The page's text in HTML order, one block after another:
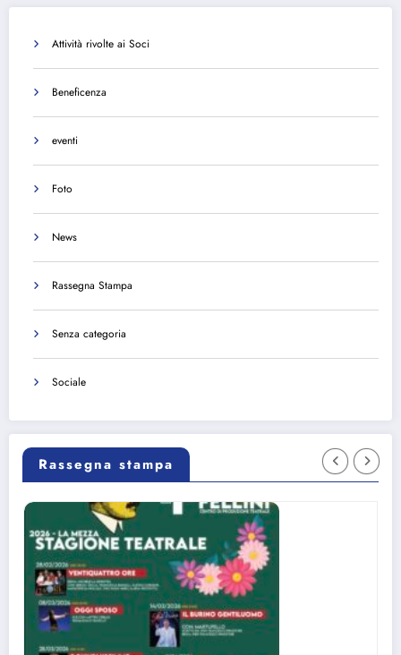
Attività rivolte ai Soci
Beneficenza
eventi
Foto
News
Rassegna Stampa
Senza categoria
Sociale
Rassegna stampa